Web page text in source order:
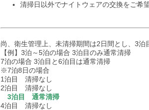
清掃日以外でナイトウェアの交換をご希
尚、衛生管理上、未清掃期間は2日間とし、3泊
【例】3泊～5泊の場合 3泊目のみ通常清掃
7泊の場合 3泊目と6泊目は通常清掃
※7泊8日の場合
1泊目 清掃なし
2泊目 清掃なし
3泊目 通常清掃
4泊目 清掃なし